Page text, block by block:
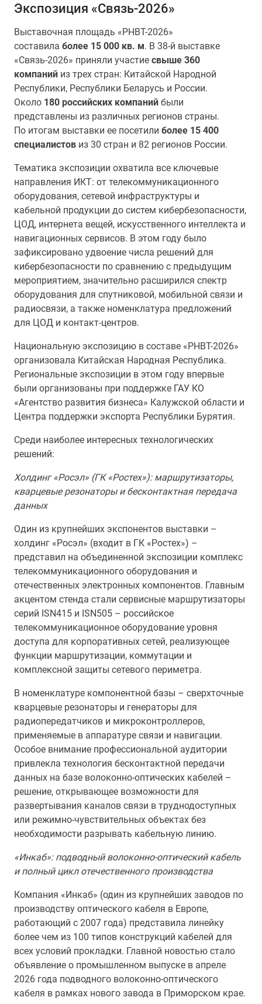
Экспозиция «Связь-2026»
Выставочная площадь «РНВТ-2026»
составила более 15 000 кв. м. В 38-й выставке
«Связь-2026» приняли участие свыше 360
компаний из трех стран: Китайской Народной
Республики, Республики Беларусь и России.
Около 180 российских компаний были
представлены из различных регионов страны.
По итогам выставки ее посетили более 15 400
специалистов из 30 стран и 82 регионов России.
Тематика экспозиции охватила все ключевые
направления ИКТ: от телекоммуникационного
оборудования, сетевой инфраструктуры и
кабельной продукции до систем кибербезопасности,
ЦОД, интернета вещей, искусственного интеллекта и
навигационных сервисов. В этом году было
зафиксировано удвоение числа решений для
кибербезопасности по сравнению с предыдущим
мероприятием, значительно расширился спектр
оборудования для спутниковой, мобильной связи и
радиосвязи, а также номенклатура предложений
для ЦОД и контакт-центров.
Национальную экспозицию в составе «РНВТ-2026»
организовала Китайская Народная Республика.
Региональные экспозиции в этом году впервые
были организованы при поддержке ГАУ КО
«Агентство развития бизнеса» Калужской области и
Центра поддержки экспорта Республики Бурятия.
Среди наиболее интересных технологических
решений:
Холдинг «Росэл» (ГК «Ростех»): маршрутизаторы,
кварцевые резонаторы и бесконтактная передача
данных
Один из крупнейших экспонентов выставки –
холдинг «Росэл» (входит в ГК «Ростех») –
представил на объединенной экспозиции комплекс
телекоммуникационного оборудования и
отечественных электронных компонентов. Главным
акцентом стенда стали сервисные маршрутизаторы
серий ISN415 и ISN505 – российское
телекоммуникационное оборудование уровня
доступа для корпоративных сетей, реализующее
функции маршрутизации, коммутации и
комплексной защиты сетевого периметра.
В номенклатуре компонентной базы – сверхточные
кварцевые резонаторы и генераторы для
радиопередатчиков и микроконтроллеров,
применяемые в аппаратуре связи и навигации.
Особое внимание профессиональной аудитории
привлекла технология бесконтактной передачи
данных на базе волоконно-оптических кабелей –
решение, открывающее возможности для
развертывания каналов связи в труднодоступных
или режимно-чувствительных объектах без
необходимости разрывать кабельную линию.
«Инкаб»: подводный волоконно-оптический кабель
и полный цикл отечественного производства
Компания «Инкаб» (один из крупнейших заводов по
производству оптического кабеля в Европе,
работающий с 2007 года) представила линейку
более чем из 100 типов конструкций кабелей для
всех условий прокладки. Главной новостью стало
объявление о промышленном выпуске в апреле
2026 года подводного волоконно-оптического
кабеля в рамках нового завода в Приморском крае.